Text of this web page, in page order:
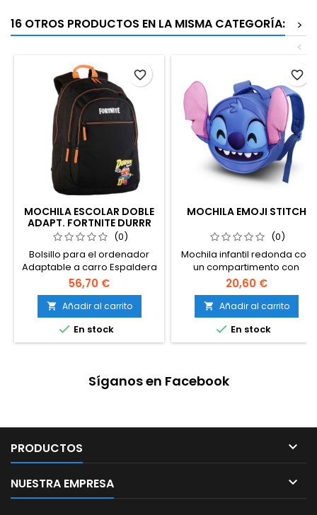
16 OTROS PRODUCTOS EN LA MISMA CATEGORÍA:
>
<
MOCHILA ESCOLAR DOBLE
ADAPT. FORTNITE DURRR
(0)
Bolsillo para el ordenador
Adaptable a carro Espaldera
acolchada Tirantes
ergonómicos, ajustables y
acolchados Material
poliester de buena calidad
Resistente, espaciosa y
organizada
56,70 €
 Añadir al carrito
 En stock
favorite_border
MOCHILA EMOJI STITCH
(0)
Mochila infantil redonda con
un compartimento con
cremallera Relieve frontal
3D de material suave Forro
interior con bolsillo de malla
Acolchada en la espalda,
correas de hombro y asa
superior Dimensiones: 9 x 22
20,60 €
 Añadir al carrito
 En stock
favorite_border
Síganos en Facebook
PRODUCTOS 
NUESTRA EMPRESA 